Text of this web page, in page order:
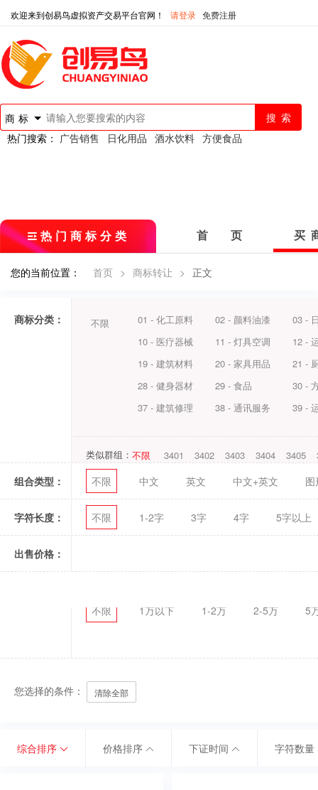
欢迎来到创易鸟虚拟资产交易平台官网！ 请登录 免费注册
商标
热门搜索： 广告销售 日化用品 酒水饮料 方便食品
热门商标分类 首 页 买
您的当前位置： 首页 > 商标转让 > 正文
商标分类： 不限 01 - 化工原料 02 - 颜料油漆
03 -
10 - 医疗器械
11 - 灯具空调
12 -
19 - 建筑材料
20 - 家具用品
21 -
28 - 健身器材
29 - 食品
30 -
37 - 建筑修理
38 - 通讯服务 39 -
类似群组： 不限 3401 3402 3403 3404 3405
组合类型： 不限 中文 英文 中文+英文 图
字符长度： 不限 1-2字 3字 4字 5字以上
出售价格：
不限 1万以下 1-2万 2-5万 5
您选择的条件： 清除全部
综合排序 价格排序 下证时间 字符数量